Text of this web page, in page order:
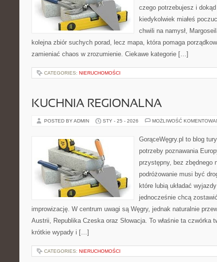
czego potrzebujesz i
kiedykolwiek miałeś
chwili na namysł,
kolejna zbiór suchych porad, lecz mapa, która pomaga
zamieniać chaos w zrozumienie. Ciekawe kategorie […]
CATEGORIES: NIERUCHOMOŚCI
KUCHNIA REGIONALNA
POSTED BY ADMIN STY - 25 - 2026 MOŻLIWOŚĆ
GorąceWęgry.pl to blog
potrzeby poznawania
przystępny, bez zbędnego
podróżowanie musi być
które lubią układać
jednocześnie chcą
improwizację. W centrum uwagi są Węgry, jednak naturalnie
Austrii, Republika Czeska oraz Słowacja. To właśnie ta czwórka
krótkie wypady i […]
CATEGORIES: NIERUCHOMOŚCI